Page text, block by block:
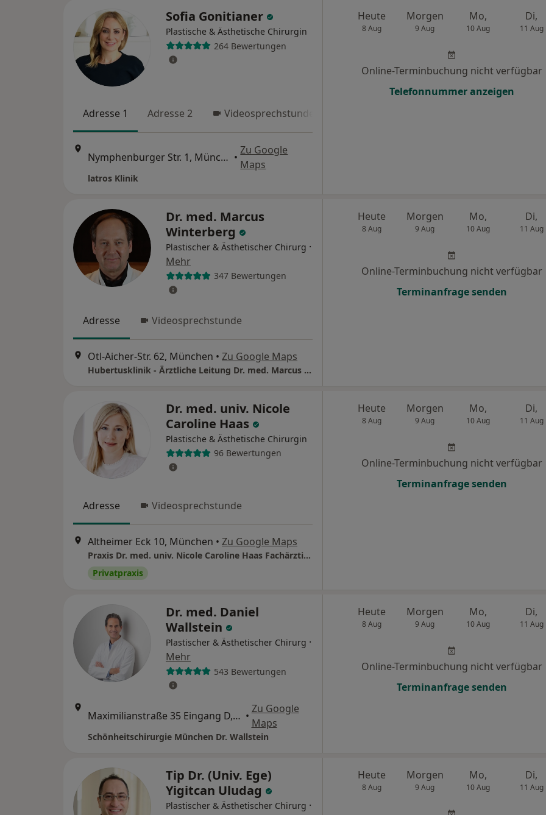
Sofia Gonitianer
Plastische & Ästhetische Chirurgin
264 Bewertungen
Adresse 1 Adresse 2 Videosprechstunde
Nymphenburger Str. 1, München •
Zu Google
Maps
latros Klinik
Heute
8 Aug
Morgen
9 Aug
Mo,
10 Aug
Di,
11 Aug
Online-Terminbuchung nicht verfügbar
Telefonnummer anzeigen
Dr. med. Marcus
Winterberg
Plastischer & Ästhetischer Chirurg ·
Mehr
347 Bewertungen
Adresse Videosprechstunde
Otl-Aicher-Str. 62, München • Zu Google Maps
Hubertusklinik - Ärztliche Leitung Dr. med. Marcus Winterberg
Heute
8 Aug
Morgen
9 Aug
Mo,
10 Aug
Di,
11 Aug
Online-Terminbuchung nicht verfügbar
Terminanfrage senden
Dr. med. univ. Nicole
Caroline Haas
Plastische & Ästhetische Chirurgin
96 Bewertungen
Adresse Videosprechstunde
Altheimer Eck 10, München • Zu Google Maps
Praxis Dr. med. univ. Nicole Caroline Haas Fachärztin für Plastische und Ästhetische Chirurgie
Privatpraxis
Heute
8 Aug
Morgen
9 Aug
Mo,
10 Aug
Di,
11 Aug
Online-Terminbuchung nicht verfügbar
Terminanfrage senden
Dr. med. Daniel
Wallstein
Plastischer & Ästhetischer Chirurg ·
Mehr
543 Bewertungen
Maximilianstraße 35 Eingang D, München •
Zu Google
Maps
Schönheitschirurgie München Dr. Wallstein
Heute
8 Aug
Morgen
9 Aug
Mo,
10 Aug
Di,
11 Aug
Online-Terminbuchung nicht verfügbar
Terminanfrage senden
Tip Dr. (Univ. Ege)
Yigitcan Uludag
Plastischer & Ästhetischer Chirurg ·
Heute
8 Aug
Morgen
9 Aug
Mo,
10 Aug
Di,
11 Aug